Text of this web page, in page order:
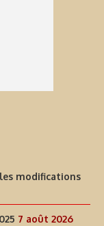
modifications
7 août 2026